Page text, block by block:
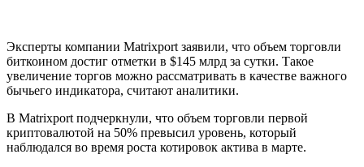
Эксперты компании Matrixport заявили, что объем торговли
биткоином достиг отметки в $145 млрд за сутки. Такое
увеличение торгов можно рассматривать в качестве важного
бычьего индикатора, считают аналитики.
В Matrixport подчеркнули, что объем торговли первой
криптовалютой на 50% превысил уровень, который
наблюдался во время роста котировок актива в марте.